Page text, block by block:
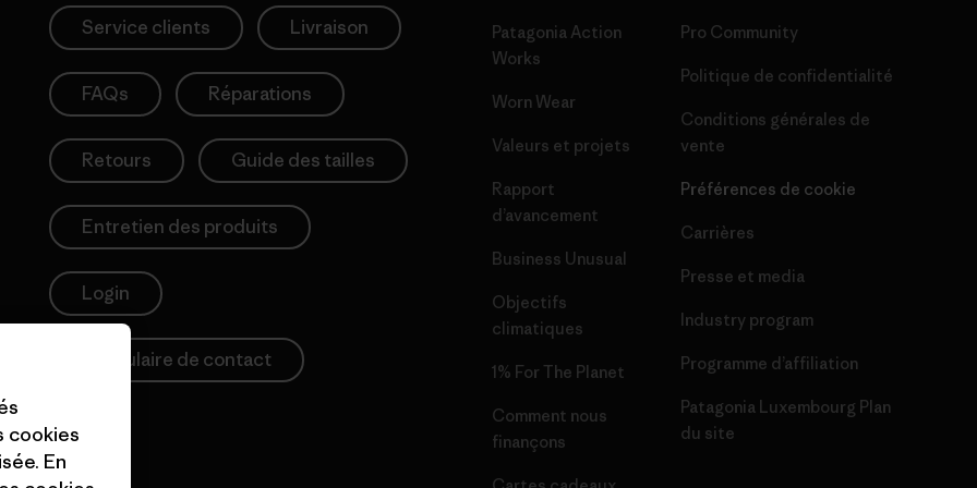
Service clients Livraison
FAQs Réparations
Retours Guide des tailles
Entretien des produits
Login
Formulaire de contact
Patagonia Action
Works
Worn Wear
Valeurs et projets
Rapport
d’avancement
Business Unusual
Objectifs
climatiques
1% For The Planet
Comment nous
finançons
Pro Community
Politique de confidentialité
Conditions générales de
vente
Préférences de cookie
Carrières
Presse et media
Industry program
Programme d’affiliation
Patagonia Luxembourg Plan
du site
cookies
En